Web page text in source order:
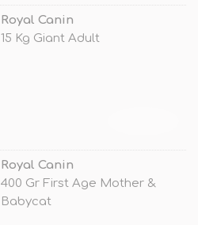
Royal Canin
15 Kg Giant Adult
Royal Canin
400 Gr First Age Mother &
Babycat